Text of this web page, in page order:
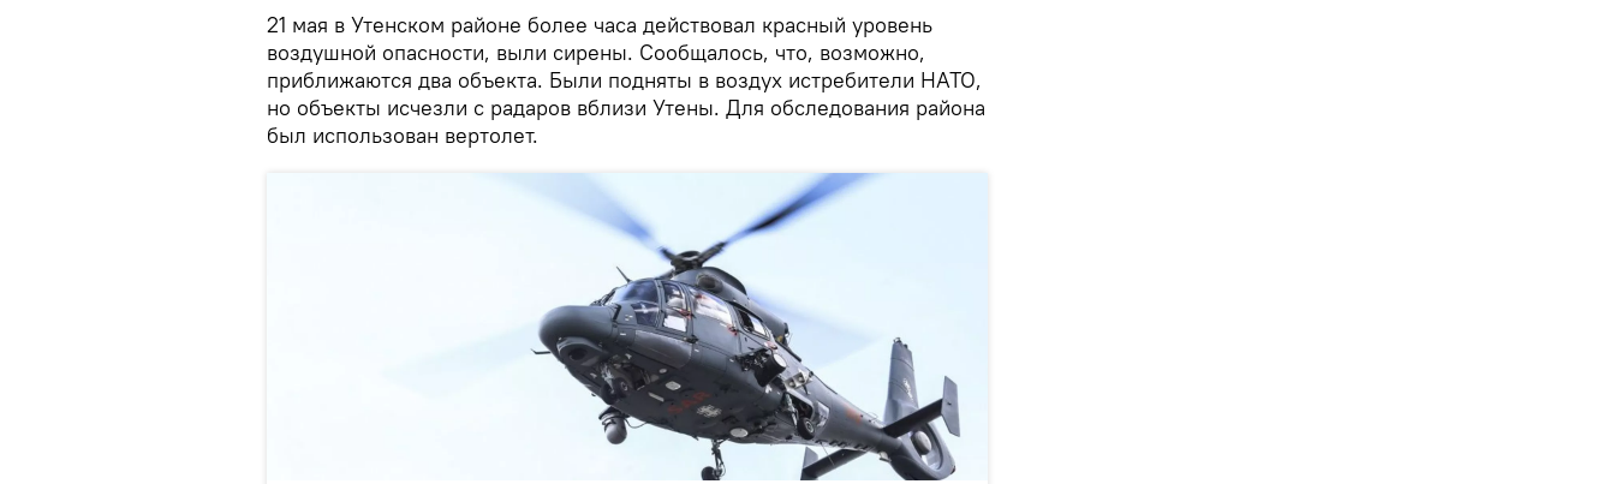
21 мая в Утенском районе более часа действовал красный уровень
воздушной опасности, выли сирены. Сообщалось, что, возможно,
приближаются два объекта. Были подняты в воздух истребители НАТО,
но объекты исчезли с радаров вблизи Утены. Для обследования района
был использован вертолет.